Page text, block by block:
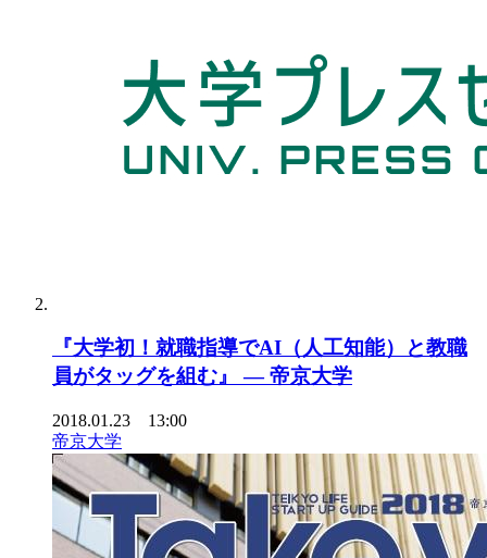
『大学初！就職指導でAI（人工知能）と教職
員がタッグを組む』 — 帝京大学
2018.01.23 13:00
帝京大学